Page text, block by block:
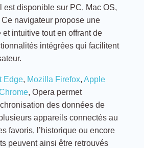
est disponible sur PC, Mac OS,
navigateur propose une
intuitive tout en offrant de
intégrées qui facilitent
Edge, Mozilla Firefox, Apple
, Opera permet
des données de
appareils connectés au
favoris, l’historique ou encore
peuvent ainsi être retrouvés